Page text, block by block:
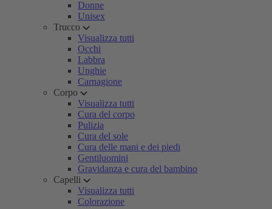
Donne
Unisex
Trucco
Visualizza tutti
Occhi
Labbra
Unghie
Carnagione
Corpo
Visualizza tutti
Cura del corpo
Pulizia
Cura del sole
Cura delle mani e dei piedi
Gentiluomini
Gravidanza e cura del bambino
Capelli
Visualizza tutti
Colorazione